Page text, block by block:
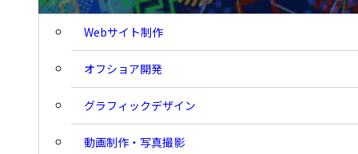
Webサイト制作
オフショア開発
グラフィックデザイン
動画制作・写真撮影